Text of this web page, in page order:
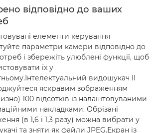
відповідно до ваших
елементи керування
параметри камери відповідно до
і збережіть улюблені функції, щоб
їх у
видошукач II
яскравим зображенням
100 відсотків із налаштовуваними
накладками. Обрізані
(в 1,6 і 1,3 разу) можна вибрати у
та зняти як файли JPEG.Екран із